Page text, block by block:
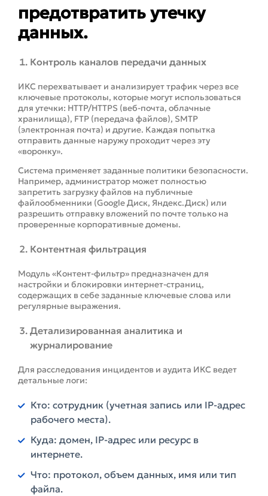
предотвратить утечку
данных.
Контроль каналов передачи данных
ИКС перехватывает и анализирует трафик через все
ключевые протоколы, которые могут использоваться
для утечки: HTTP/HTTPS (веб-почта, облачные
хранилища), FTP (передача файлов), SMTP
(электронная почта) и другие. Каждая попытка
отправить данные наружу проходит через эту
«воронку».
Система применяет заданные политики безопасности.
Например, администратор может полностью
запретить загрузку файлов на публичные
файлообменники (Google Диск, Яндекс.Диск) или
разрешить отправку вложений по почте только на
проверенные корпоративные домены.
Контентная фильтрация
Модуль «Контент-фильтр» предназначен для
настройки и блокировки интернет-страниц,
содержащих в себе заданные ключевые слова или
регулярные выражения.
Детализированная аналитика и
журналирование
Для расследования инцидентов и аудита ИКС ведет
детальные логи:
Кто: сотрудник (учетная запись или IP-адрес
рабочего места).
Куда: домен, IP-адрес или ресурс в
интернете.
Что: протокол, объем данных, имя или тип
файла.